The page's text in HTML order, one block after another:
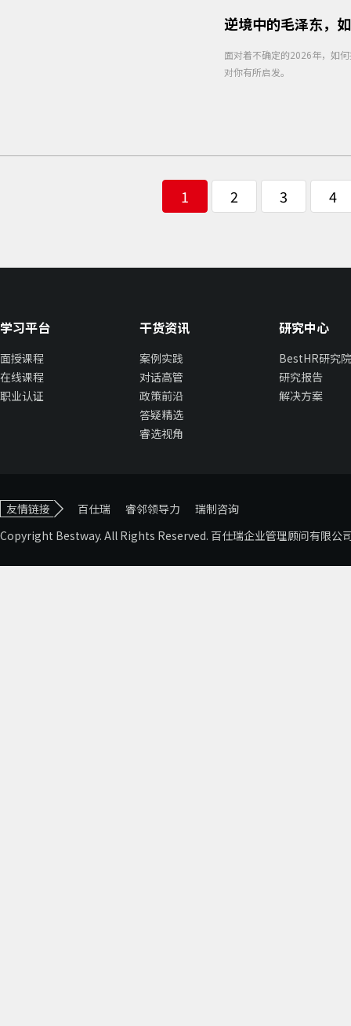
逆境中的毛泽东，
面对着不确定的2026年，如
对你有所启发。
1 2 3 4
学习平台
面授课程
在线课程
职业认证
干货资讯
案例实践
对话高管
政策前沿
答疑精选
睿选视角
研究中心
BestHR研究院
研究报告
解决方案
友情链接 百仕瑞 睿邻领导力
瑞制咨询
Copyright Bestway. All Rights Reserved. 百仕瑞企业管理顾问有限公